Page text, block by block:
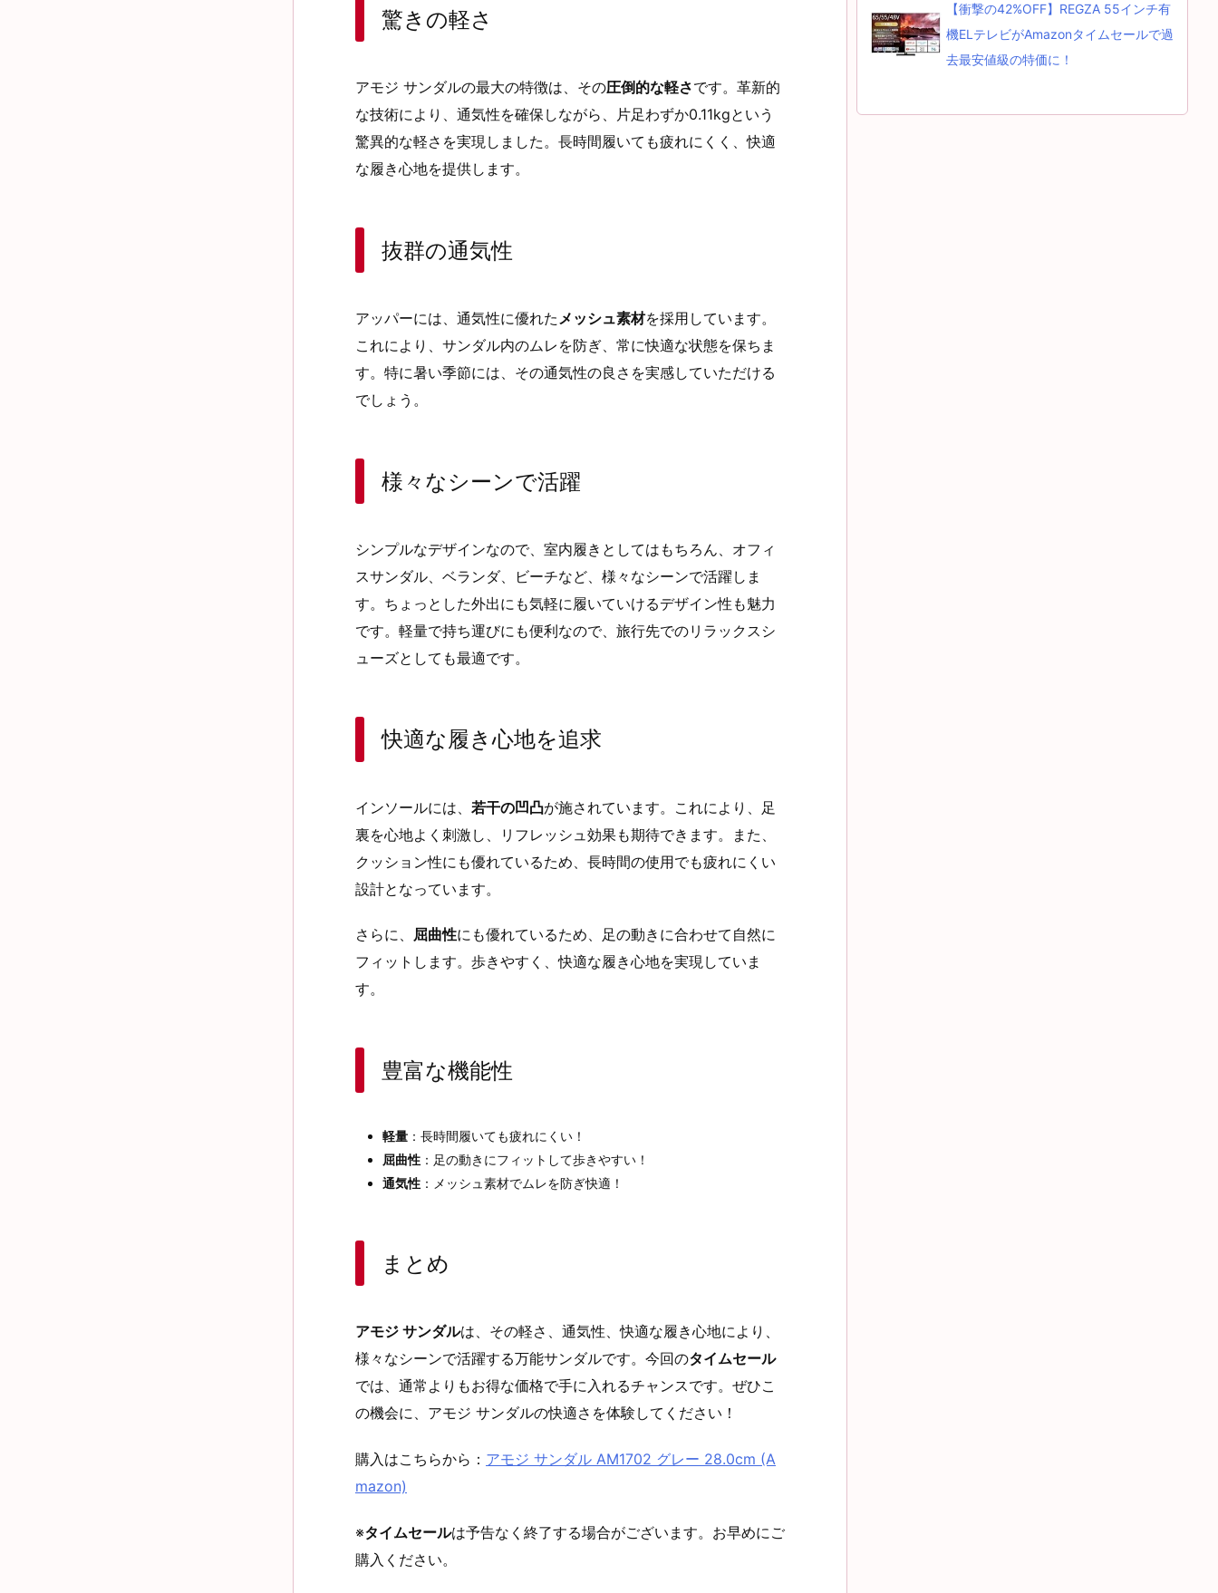
驚きの軽さ
アモジ サンダルの最大の特徴は、その圧倒的な軽さです。革新的
な技術により、通気性を確保しながら、片足わずか0.11kgという
驚異的な軽さを実現しました。長時間履いても疲れにくく、快適
な履き心地を提供します。
抜群の通気性
アッパーには、通気性に優れたメッシュ素材を採用しています。
これにより、サンダル内のムレを防ぎ、常に快適な状態を保ちま
す。特に暑い季節には、その通気性の良さを実感していただける
でしょう。
様々なシーンで活躍
シンプルなデザインなので、室内履きとしてはもちろん、オフィ
スサンダル、ベランダ、ビーチなど、様々なシーンで活躍しま
す。ちょっとした外出にも気軽に履いていけるデザイン性も魅力
です。軽量で持ち運びにも便利なので、旅行先でのリラックスシ
ューズとしても最適です。
快適な履き心地を追求
インソールには、 若干の凹凸が施されています。これにより、足
裏を心地よく刺激し、リフレッシュ効果も期待できます。また、
クッション性にも優れているため、長時間の使用でも疲れにくい
設計となっています。
さらに、 屈曲性にも優れているため、足の動きに合わせて自然に
フィットします。歩きやすく、快適な履き心地を実現していま
す。
豊富な機能性
軽量 ：長時間履いても疲れにくい！
屈曲性 ：足の動きにフィットして歩きやすい！
通気性 ：メッシュ素材でムレを防ぎ快適！
まとめ
アモジ サンダルは、その軽さ、通気性、快適な履き心地により、
様々なシーンで活躍する万能サンダルです。今回のタイムセール
では、通常よりもお得な価格で手に入れるチャンスです。ぜひこ
の機会に、アモジ サンダルの快適さを体験してください！
購入はこちらから： アモジ サンダル AM1702 グレー 28.0cm (A
mazon)
※タイムセールは予告なく終了する場合がございます。お早めにご
購入ください。
【衝撃の42%OFF】REGZA 55インチ有
機ELテレビがAmazonタイムセールで過
去最安値級の特価に！